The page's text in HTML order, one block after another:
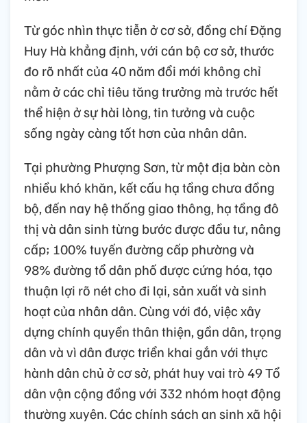
Từ góc nhìn thực tiễn ở cơ sở, đồng chí Đặng
Huy Hà khẳng định, với cán bộ cơ sở, thước
đo rõ nhất của 40 năm đổi mới không chỉ
nằm ở các chỉ tiêu tăng trưởng mà trước hết
thể hiện ở sự hài lòng, tin tưởng và cuộc
sống ngày càng tốt hơn của nhân dân.
Tại phường Phượng Sơn, từ một địa bàn còn
nhiều khó khăn, kết cấu hạ tầng chưa đồng
bộ, đến nay hệ thống giao thông, hạ tầng đô
thị và dân sinh từng bước được đầu tư, nâng
cấp; 100% tuyến đường cấp phường và
98% đường tổ dân phố được cứng hóa, tạo
thuận lợi rõ nét cho đi lại, sản xuất và sinh
hoạt của nhân dân. Cùng với đó, việc xây
dựng chính quyền thân thiện, gần dân, trọng
dân và vì dân được triển khai gắn với thực
hành dân chủ ở cơ sở, phát huy vai trò 49 Tổ
dân vận cộng đồng với 332 nhóm hoạt động
thường xuyên. Các chính sách an sinh xã hội